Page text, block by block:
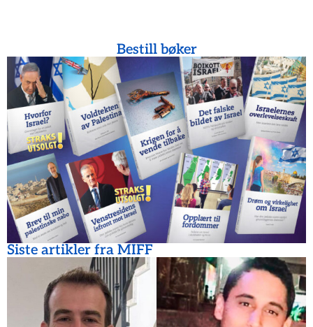
Bestill bøker
Siste artikler fra MIFF